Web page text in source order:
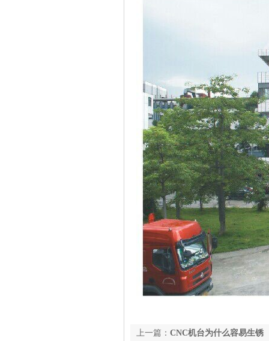
上一篇： CNC机台为什么容易生锈